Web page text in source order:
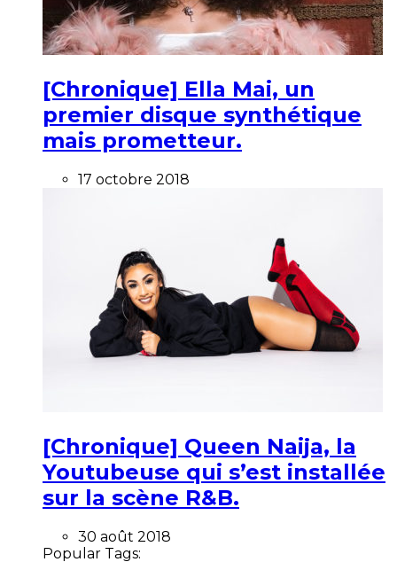
[Chronique] Ella Mai, un
premier disque synthétique
mais prometteur.
17 octobre 2018
[Chronique] Queen Naija, la
Youtubeuse qui s’est installée
sur la scène R&B.
30 août 2018
Popular Tags: